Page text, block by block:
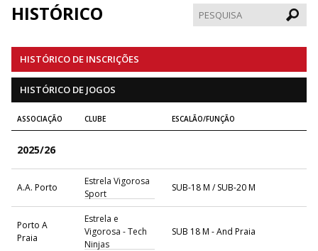
HISTÓRICO
HISTÓRICO DE INSCRIÇÕES
HISTÓRICO DE JOGOS
ASSOCIAÇÃO CLUBE ESCALÃO/FUNÇÃO
2025/26
A.A. Porto
Estrela Vigorosa
Sport
SUB-18 M / SUB-20 M
Porto A
Praia
Estrela e
Vigorosa - Tech
Ninjas
SUB 18 M - And Praia